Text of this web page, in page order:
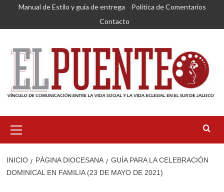
Saltar
contenido
Manual de Estilo y guía de entrega
Política de Comentarios
Contacto
primario
INICIO PÁGINA DIOCESANA
GUÍA PARA LA CELEBRACIÓN
DOMINICAL EN FAMILIA (23 DE MAYO DE 2021)